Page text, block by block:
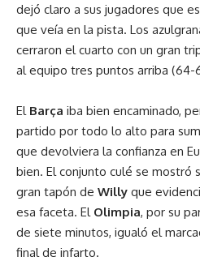
dejó claro a sus jugadores que
que veía en la pista. Los
cerraron el cuarto con un gran
al equipo tres puntos arriba (64-
El Barça iba bien encaminado,
partido por todo lo alto para
que devolviera la confianza en
bien. El conjunto culé se mostró
gran tapón de Willy que
esa faceta. El Olimpia, por su
de siete minutos, igualó el
final de infarto.